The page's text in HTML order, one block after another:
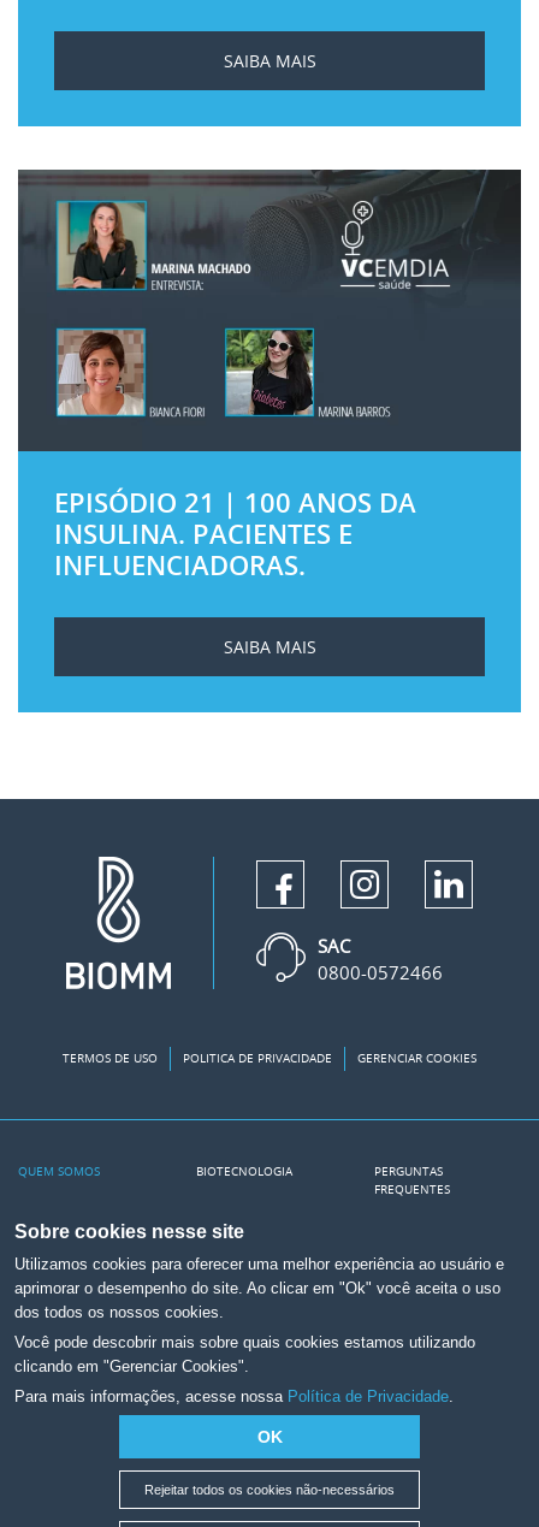
SAIBA MAIS
EPISÓDIO 21 | 100 ANOS DA
INSULINA. PACIENTES E
INFLUENCIADORAS.
SAIBA MAIS
SAC
0800-0572466
TERMOS DE USO POLITICA DE PRIVACIDADE GERENCIAR COOKIES
QUEM SOMOS
A Biomm
Transparência Salarial
BIOTECNOLOGIA
INSULINA NO SUS
NA MÍDIA
PERGUNTAS
FREQUENTES
Canal de Ética
Trabalhe na Biomm
Farmacovigilância
Portal Científico
Relações com
Investidores
Sobre cookies nesse site
Utilizamos cookies para oferecer uma melhor experiência ao usuário e
aprimorar o desempenho do site. Ao clicar em "Ok" você aceita o uso
dos todos os nossos cookies.
Você pode descobrir mais sobre quais cookies estamos utilizando
clicando em "Gerenciar Cookies".
Para mais informações, acesse nossa Política de Privacidade.
OK
Rejeitar todos os cookies não-necessários